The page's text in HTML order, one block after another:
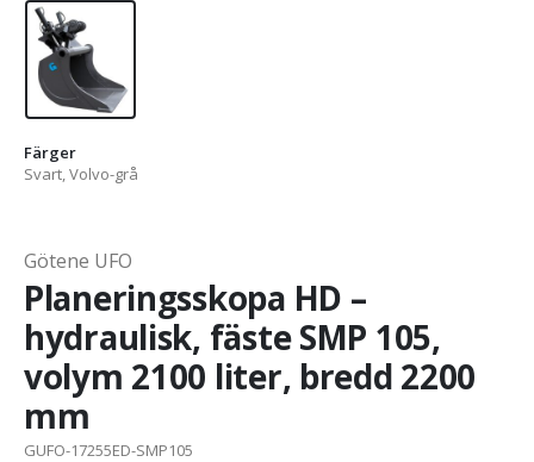
Färger
Svart, Volvo-grå
Götene UFO
Planeringsskopa HD –
hydraulisk, fäste SMP 105,
volym 2100 liter, bredd 2200
mm
GUFO-17255ED-SMP105